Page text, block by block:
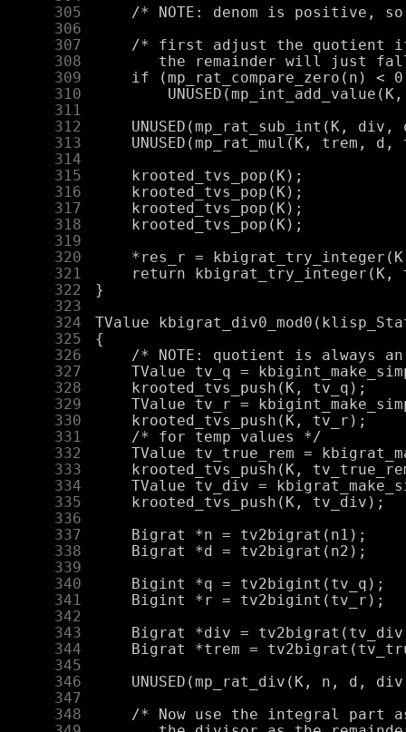
    305
    306
    307
    308
    309
    310
    311
    312
    313
    314
    315
    316
    317
    318
    319
    320
    321
    322
    323
    324
    325
    326
    327
    328
    329
    330
    331
    332
    333
    334
    335
    336
    337
    338
    339
    340
    341
    342
    343
    344
    345
    346
    347
    348